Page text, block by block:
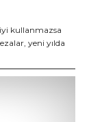
kullanmazsa
yeni yılda